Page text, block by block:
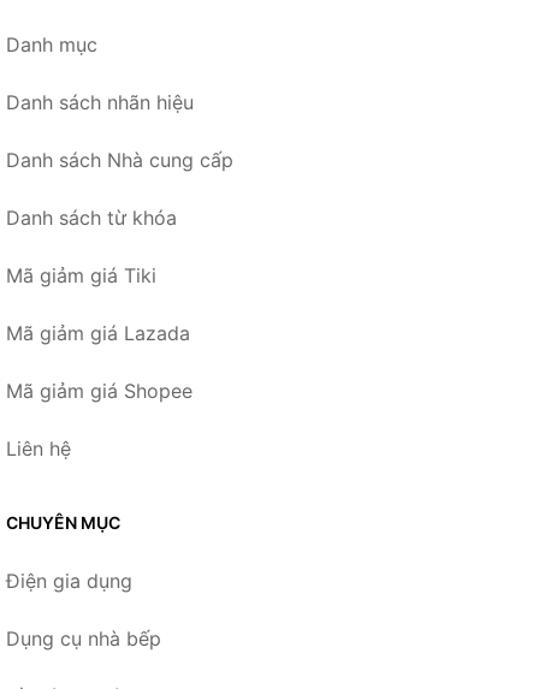
Danh mục
Danh sách nhãn hiệu
Danh sách Nhà cung cấp
Danh sách từ khóa
Mã giảm giá Tiki
Mã giảm giá Lazada
Mã giảm giá Shopee
Liên hệ
CHUYÊN MỤC
Điện gia dụng
Dụng cụ nhà bếp